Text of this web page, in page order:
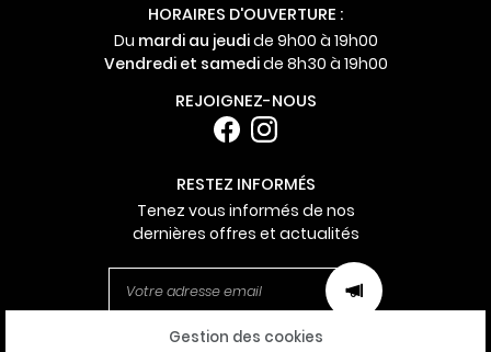
HORAIRES D'OUVERTURE :
Du mardi au jeudide 9h00 à 19h00
Vendredi et samedide 8h30 à 19h00
REJOIGNEZ-NOUS
RESTEZ INFORMÉS
Tenez vous informés de nos
dernières offres et actualités
Gestion des cookies